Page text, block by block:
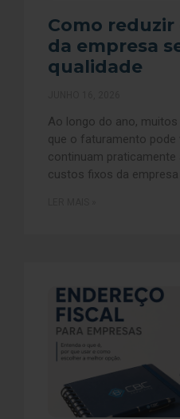
Como
da empresa
qualidade
Ao longo do ano,
que o faturamento pode
continuam praticamente
custos fixos da